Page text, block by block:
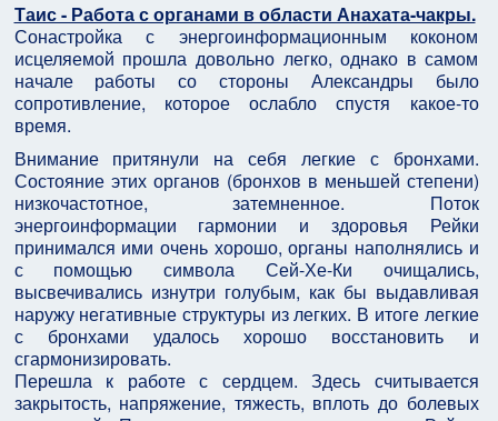
Таис - Работа с органами в области Анахата-чакры.
Сонастройка с энергоинформационным коконом
исцеляемой прошла довольно легко, однако в самом
начале работы со стороны Александры было
сопротивление, которое ослабло спустя какое-то
время.
Внимание притянули на себя легкие с бронхами.
Состояние этих органов (бронхов в меньшей степени)
низкочастотное, затемненное. Поток
энергоинформации гармонии и здоровья Рейки
принимался ими очень хорошо, органы наполнялись и
с помощью символа Сей-Хе-Ки очищались,
высвечивались изнутри голубым, как бы выдавливая
наружу негативные структуры из легких. В итоге легкие
с бронхами удалось хорошо восстановить и
сгармонизировать.
Перешла к работе с сердцем. Здесь считывается
закрытость, напряжение, тяжесть, вплоть до болевых